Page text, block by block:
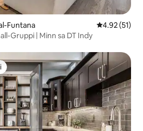
Funtana Rating
4.92 (51)
Gruppi | Minn sa DT Indy
tal-klijenti